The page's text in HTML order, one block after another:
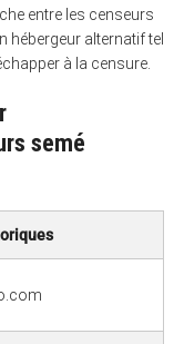
entre les censeurs
hébergeur alternatif tel
à la censure.
semé